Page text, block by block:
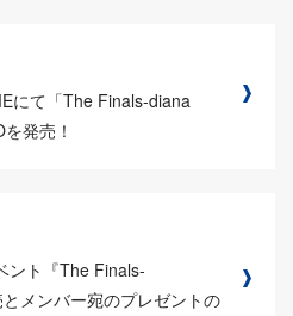
にて「The Finals-diana
発売！
ント『The Finals-
メンバー宛のプレゼントの